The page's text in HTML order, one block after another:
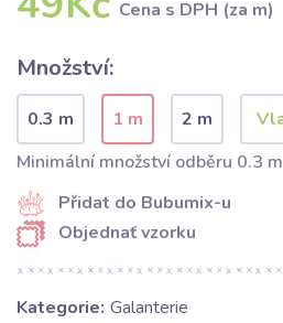
Cena s DPH (za m)
Množství:
0.3 m 1 m
2 m
Minimální množství odběru 0.3 m
Přidat do Bubumix-u
Objednať vzorku
Kategorie: Galanterie